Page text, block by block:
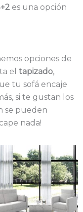
es una opción
opciones de
el tapizado,
tu sofá encaje
si te gustan los
se pueden
nada!